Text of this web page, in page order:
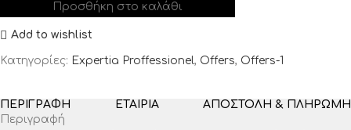
Προσθήκη στο καλάθι
Add to wishlist
Κατηγορίες: Expertia Proffessionel, Offers, Offers-1
ΠΕΡΙΓΡΑΦΉ ΕΤΑΙΡΊΑ
ΑΠΟΣΤΟΛΉ & ΠΛΗΡΩΜΉ
Περιγραφή